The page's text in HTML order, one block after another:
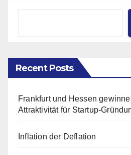
Recent Posts
Frankfurt und Hessen
Attraktivität für Startup-
Inflation der Deflation